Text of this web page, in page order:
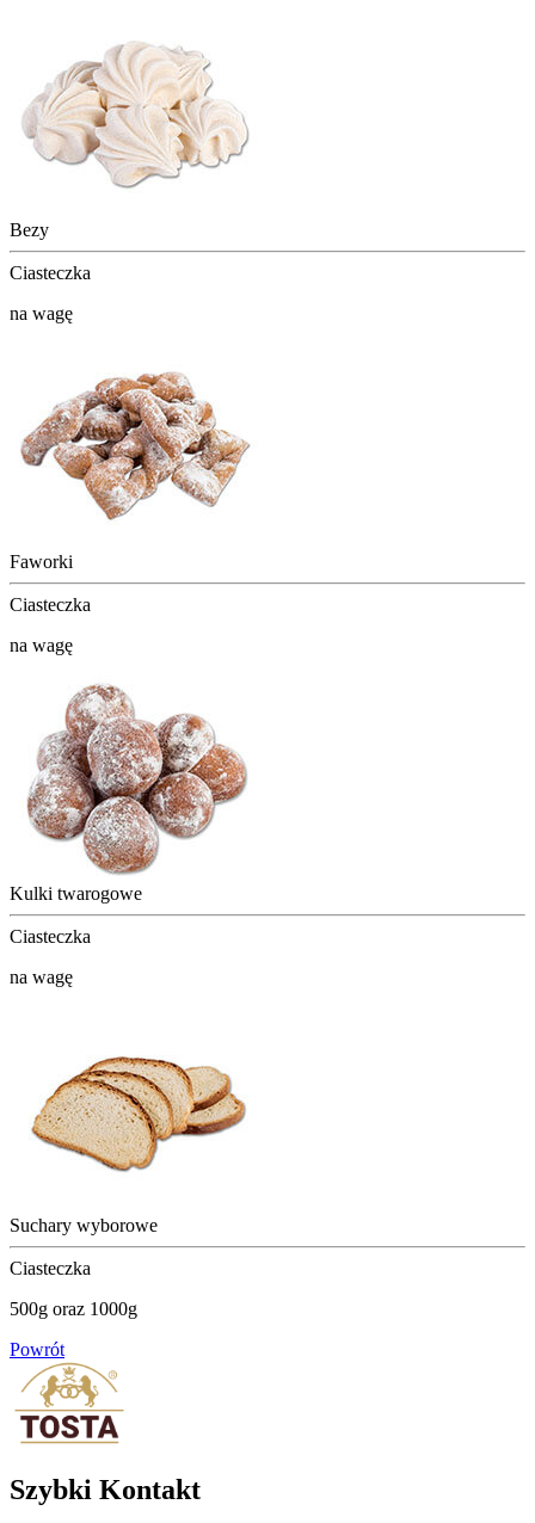
Bezy
Ciasteczka
na wagę
Faworki
Ciasteczka
na wagę
Kulki twarogowe
Ciasteczka
na wagę
Suchary wyborowe
Ciasteczka
500g oraz 1000g
Powrót
Szybki Kontakt